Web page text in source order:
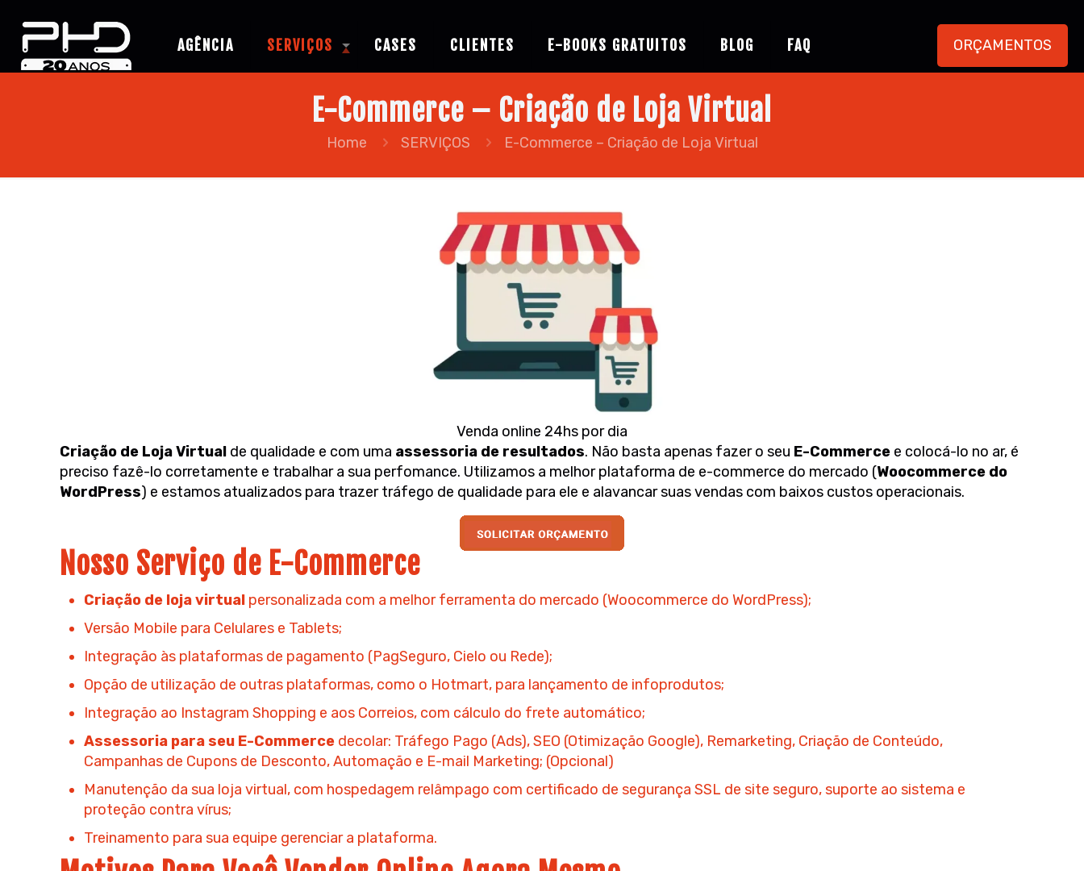
AGÊNCIA SERVIÇOS CASES CLIENTES E-BOOKS GRATUITOS BLOG FAQ ORÇAMENTOS
E-Commerce – Criação de Loja Virtual
Home SERVIÇOS E-Commerce – Criação de Loja Virtual
Venda online 24hs por dia
Criação de Loja Virtual de qualidade e com uma assessoria de resultados. Não basta apenas fazer o seu E-Commerce e colocá-lo no ar, é
preciso fazê-lo corretamente e trabalhar a sua perfomance. Utilizamos a melhor plataforma de e-commerce do mercado (Woocommerce do
WordPress) e estamos atualizados para trazer tráfego de qualidade para ele e alavancar suas vendas com baixos custos operacionais.
Nosso Serviço de E-Commerce
Criação de loja virtual personalizada com a melhor ferramenta do mercado (Woocommerce do WordPress);
Versão Mobile para Celulares e Tablets;
Integração às plataformas de pagamento (PagSeguro, Cielo ou Rede);
Opção de utilização de outras plataformas, como o Hotmart, para lançamento de infoprodutos;
Integração ao Instagram Shopping e aos Correios, com cálculo do frete automático;
Assessoria para seu E-Commerce decolar: Tráfego Pago (Ads),SEO (Otimização Google), Remarketing, Criação de Conteúdo,
Campanhas de Cupons de Desconto, Automação e E-mail Marketing; (Opcional)
Manutenção da sua loja virtual, com hospedagem relâmpago com certificado de segurança SSL de site seguro, suporte ao sistema e
proteção contra vírus;
Treinamento para sua equipe gerenciar a plataforma.